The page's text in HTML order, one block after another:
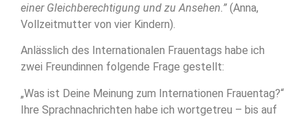
einer Gleichberechtigung und zu Ansehen.” (Anna,
Vollzeitmutter von vier Kindern).
Anlässlich des Internationalen Frauentags habe ich
zwei Freundinnen folgende Frage gestellt:
„Was ist Deine Meinung zum Internationen Frauentag?“
Ihre Sprachnachrichten habe ich wortgetreu – bis auf